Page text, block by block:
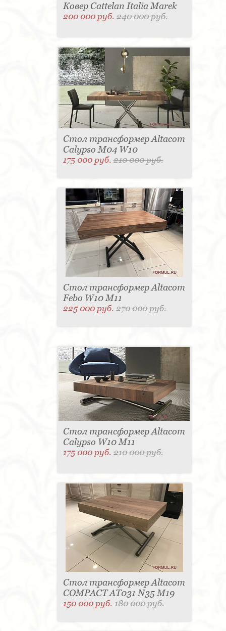
Ковер Cattelan Italia Marek
200 000 руб.240 000 руб.
Стол трансформер Altacom
Calypso M04 W10
175 000 руб.210 000 руб.
Стол трансформер Altacom
Febo W10 M11
225 000 руб.270 000 руб.
Стол трансформер Altacom
Calypso W10 M11
175 000 руб.210 000 руб.
Стол трансформер Altacom
COMPACT AT031 N35 M19
150 000 руб.180 000 руб.